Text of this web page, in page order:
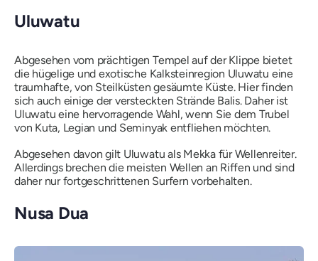
Uluwatu
Abgesehen vom prächtigen Tempel auf der Klippe bietet
die hügelige und exotische Kalksteinregion Uluwatu eine
traumhafte, von Steilküsten gesäumte Küste. Hier finden
sich auch einige der versteckten Strände Balis. Daher ist
Uluwatu eine hervorragende Wahl, wenn Sie dem Trubel
von Kuta, Legian und Seminyak entfliehen möchten.
Abgesehen davon gilt Uluwatu als Mekka für Wellenreiter.
Allerdings brechen die meisten Wellen an Riffen und sind
daher nur fortgeschrittenen Surfern vorbehalten.
Nusa Dua